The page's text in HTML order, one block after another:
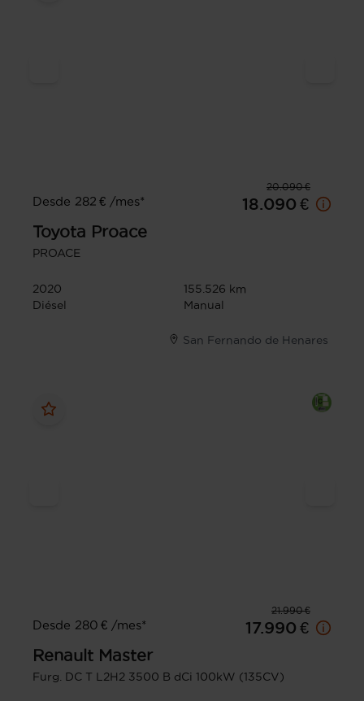
20.090 €
Desde 282 € /mes*
18.090 €
Toyota Proace
PROACE
2020
155.526 km
Diésel
Manual
San Fernando de Henares
21.990 €
Desde 280 € /mes*
17.990 €
Renault Master
Furg. DC T L2H2 3500 B dCi 100kW (135CV)